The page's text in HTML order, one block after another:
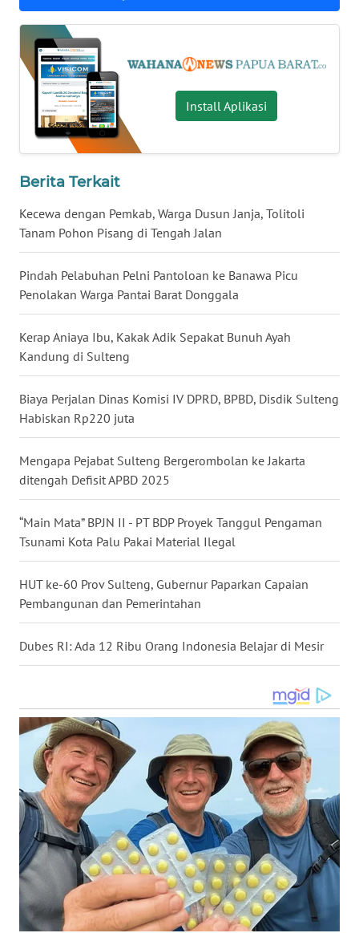
Install Aplikasi
Berita Terkait
Kecewa dengan Pemkab, Warga Dusun Janja, Tolitoli
Tanam Pohon Pisang di Tengah Jalan
Pindah Pelabuhan Pelni Pantoloan ke Banawa Picu
Penolakan Warga Pantai Barat Donggala
Kerap Aniaya Ibu, Kakak Adik Sepakat Bunuh Ayah
Kandung di Sulteng
Biaya Perjalan Dinas Komisi IV DPRD, BPBD, Disdik Sulteng
Habiskan Rp220 juta
Mengapa Pejabat Sulteng Bergerombolan ke Jakarta
ditengah Defisit APBD 2025
“Main Mata” BPJN II - PT BDP Proyek Tanggul Pengaman
Tsunami Kota Palu Pakai Material Ilegal
HUT ke-60 Prov Sulteng, Gubernur Paparkan Capaian
Pembangunan dan Pemerintahan
Dubes RI: Ada 12 Ribu Orang Indonesia Belajar di Mesir
WN
NUSANTARA
WN
JOGJA
WN
WN
BALI
WN
KALBAR
WN
KALTENG
KALTARA
KALSEL
KALTIM
SULSEL
WN
GORONTALO
WN
MALUKU
WN
MALUT
WN
DAIRI
WN